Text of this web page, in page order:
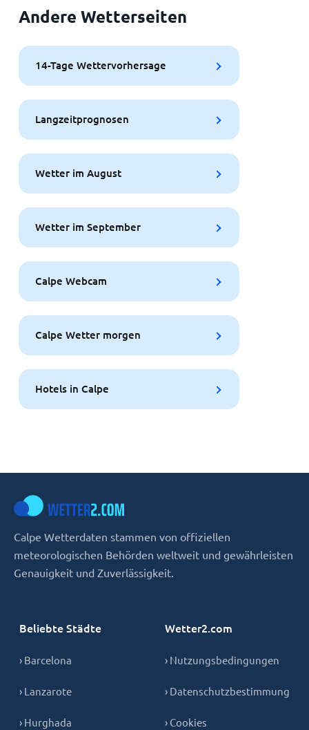
Andere Wetterseiten
14-Tage Wettervorhersage
Langzeitprognosen
Wetter im August
Wetter im September
Calpe Webcam
Calpe Wetter morgen
Hotels in Calpe
Calpe Wetterdaten stammen von offiziellen
meteorologischen Behörden weltweit und gewährleisten
Genauigkeit und Zuverlässigkeit.
Beliebte Städte
› Barcelona
› Lanzarote
› Hurghada
Wetter2.com
› Nutzungsbedingungen
› Datenschutzbestimmung
› Cookies